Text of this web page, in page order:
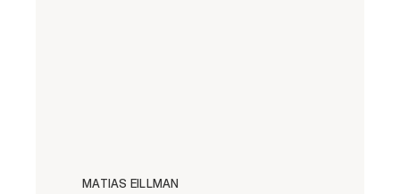
MATIAS EILLMAN